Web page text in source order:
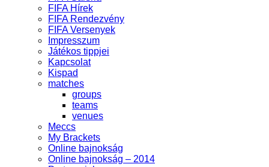
FIFA Hírek
FIFA Rendezvény
FIFA Versenyek
Impresszum
Játékos tippjei
Kapcsolat
Kispad
matches
groups
teams
venues
Meccs
My Brackets
Online bajnokság
Online bajnokság – 2014